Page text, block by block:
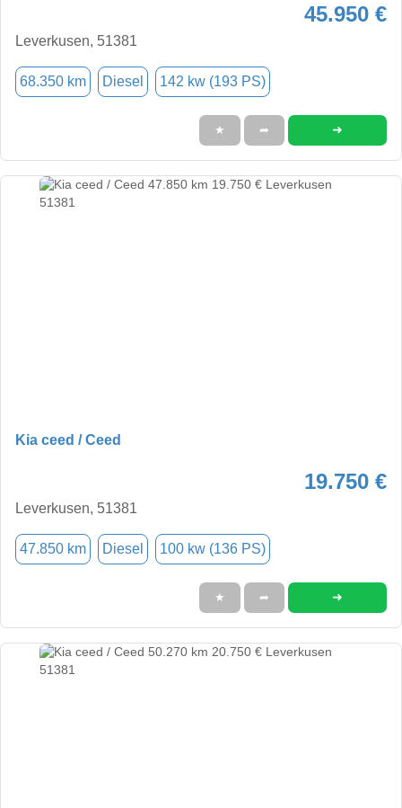
45.950 €
Leverkusen, 51381
68.350 km Diesel 142 kw (193 PS)
★ ➦ ➜
Kia ceed / Ceed
19.750 €
Leverkusen, 51381
47.850 km Diesel 100 kw (136 PS)
★ ➦ ➜